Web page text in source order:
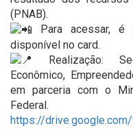
(PNAB).
Para acessar, é
disponível no card.
Realização:
Econômico,
em parceria com o
Federal.
https://